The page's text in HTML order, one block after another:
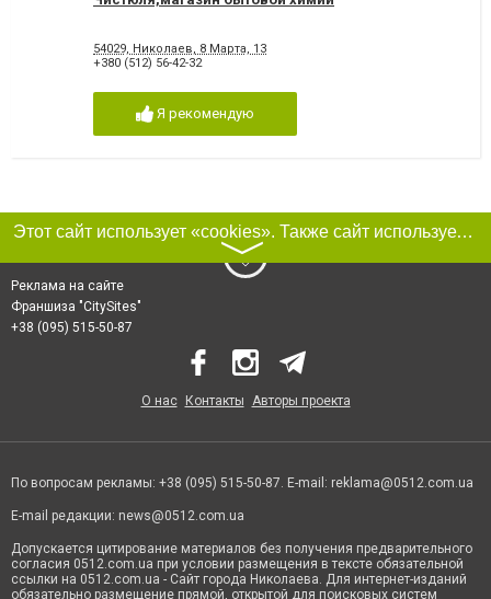
54029, Николаев, 8 Марта, 13
+380 (512) 56-42-32
Я рекомендую
Этот сайт использует «cookies». Также сайт использует интернет-сервис для сбора технических данных касательно посетителей с целью получения маркетинговой и статистической информации. Условия обработки данных посетителей сайта см.
〉
Реклама на сайте
Франшиза "CitySites"
+38 (095) 515-50-87
О нас Контакты Авторы проекта
По вопросам рекламы: +38 (095) 515-50-87. E-mail: reklama@0512.com.ua
E-mail редакции: news@0512.com.ua
Допускается цитирование материалов без получения предварительного
согласия 0512.com.ua при условии размещения в тексте обязательной
ссылки на 0512.com.ua - Сайт города Николаева. Для интернет-изданий
обязательно размещение прямой, открытой для поисковых систем